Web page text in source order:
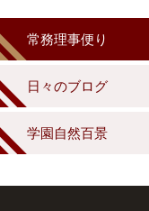
常務理事便り
日々のブログ
学園自然百景